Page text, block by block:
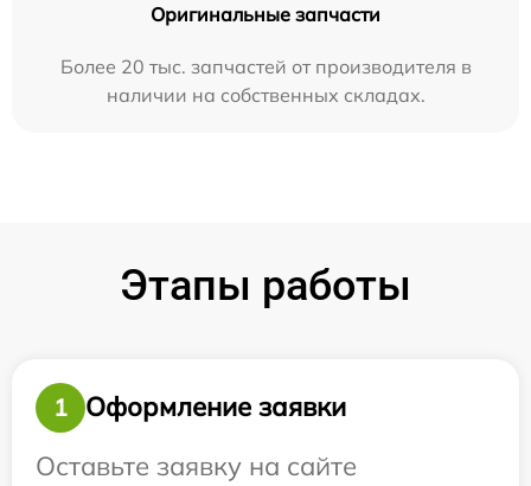
Оригинальные запчасти
Более 20 тыс. запчастей от производителя в
наличии на собственных складах.
Этапы работы
1
Оформление заявки
Оставьте заявку на сайте